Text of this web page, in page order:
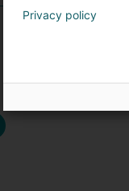
Privacy policy